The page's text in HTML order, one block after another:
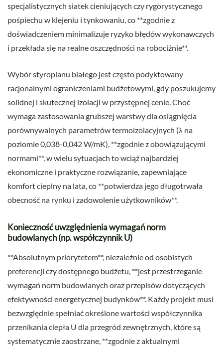
specjalistycznych siatek cieniujących czy rygorystycznego
pośpiechu w klejeniu i tynkowaniu, co **zgodnie z
doświadczeniem minimalizuje ryzyko błędów wykonawczych
i przekłada się na realne oszczędności na robociźnie**.
Wybór styropianu białego jest często podyktowany
racjonalnymi ograniczeniami budżetowymi, gdy poszukujemy
solidnej i skutecznej izolacji w przystępnej cenie. Choć
wymaga zastosowania grubszej warstwy dla osiągnięcia
porównywalnych parametrów termoizolacyjnych (λ na
poziomie 0,038-0,042 W/mK), **zgodnie z obowiązującymi
normami**, w wielu sytuacjach to wciąż najbardziej
ekonomiczne i praktyczne rozwiązanie, zapewniające
komfort cieplny na lata, co **potwierdza jego długotrwała
obecność na rynku i zadowolenie użytkowników**.
Konieczność uwzględnienia wymagań norm
budowlanych (np. współczynnik U)
**Absolutnym priorytetem**, niezależnie od osobistych
preferencji czy dostępnego budżetu, **jest przestrzeganie
wymagań norm budowlanych oraz przepisów dotyczących
efektywności energetycznej budynków**. Każdy projekt musi
bezwzględnie spełniać określone wartości współczynnika
przenikania ciepła U dla przegród zewnętrznych, które są
systematycznie zaostrzane, **zgodnie z aktualnymi